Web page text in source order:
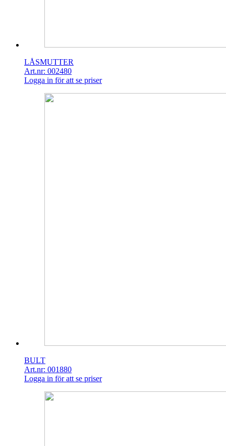
LÅSMUTTER
Art.nr: 002480
Logga in för att se priser
BULT
Art.nr: 001880
Logga in för att se priser